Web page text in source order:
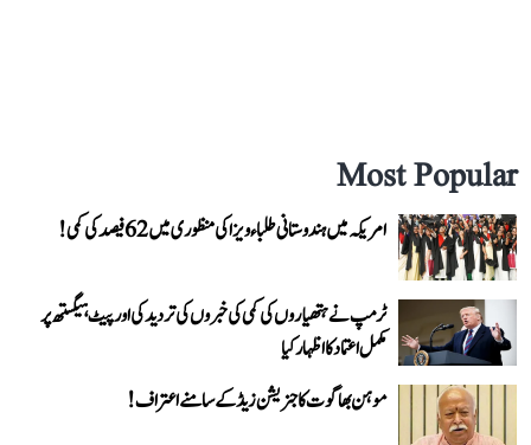
Most Popular
امریکہ میں ہندوستانی طلباء ویزا کی منظوری میں 62 فیصد کی کمی!
ٹرمپ نے ہتھیاروں کی کمی کی خبروں کی تردید کی اور پیٹ ہیگستھ پر
مکمل اعتماد کا اظہار کیا
موہن بھاگوت کا جنریشن زیڈ کے سامنے اعتراف!